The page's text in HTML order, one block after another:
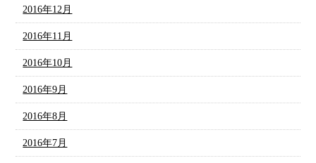
2016年12月
2016年11月
2016年10月
2016年9月
2016年8月
2016年7月